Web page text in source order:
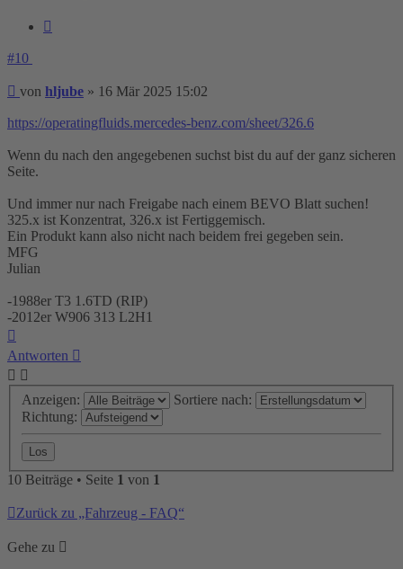
#10
Beitrag
von hljube » 16 Mär 2025 15:02
https://operatingfluids.mercedes-benz.com/sheet/326.6
Wenn du nach den angegebenen suchst bist du auf der ganz sicheren
Seite.
Und immer nur nach Freigabe nach einem BEVO Blatt suchen!
325.x ist Konzentrat, 326.x ist Fertiggemisch.
Ein Produkt kann also nicht nach beidem frei gegeben sein.
MFG
Julian
-1988er T3 1.6TD (RIP)
-2012er W906 313 L2H1
Antworten
Anzeigen:
Sortiere nach:
Richtung:
10 Beiträge • Seite 1 von 1
Zurück zu „Fahrzeug - FAQ“
Gehe zu